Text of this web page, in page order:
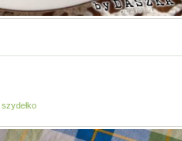
szydełko